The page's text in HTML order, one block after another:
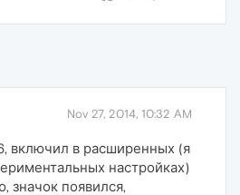
Nov 27, 2014, 10:32 AM
включил в расширенных (я
настройках)
значок появился,